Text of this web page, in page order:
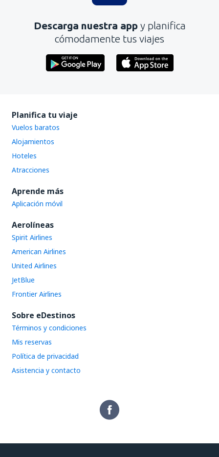
Enviar
Descarga nuestra app y planifica
cómodamente tus viajes
Planifica tu viaje
Vuelos baratos
Alojamientos
Hoteles
Atracciones
Aprende más
Aplicación móvil
Aerolíneas
Spirit Airlines
American Airlines
United Airlines
JetBlue
Frontier Airlines
Sobre eDestinos
Términos y condiciones
Mis reservas
Política de privacidad
Asistencia y contacto